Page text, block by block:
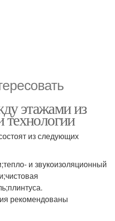
этажами из
технологии
из следующих
и звукоизоляционный
рекомендованы